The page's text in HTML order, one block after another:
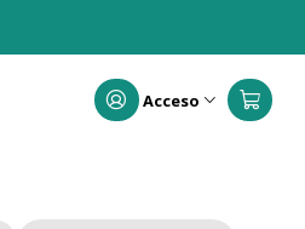
Acceso